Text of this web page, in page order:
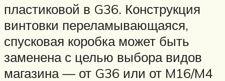
пластиковой в G36. Конструкция
винтовки переламывающаяся,
спусковая коробка может быть
заменена с целью выбора видов
магазина — от G36 или от M16/M4